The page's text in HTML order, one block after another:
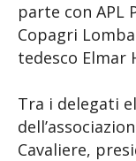
parte con APL
Copagri
tedesco Elmar
Tra i delegati
Cavaliere,